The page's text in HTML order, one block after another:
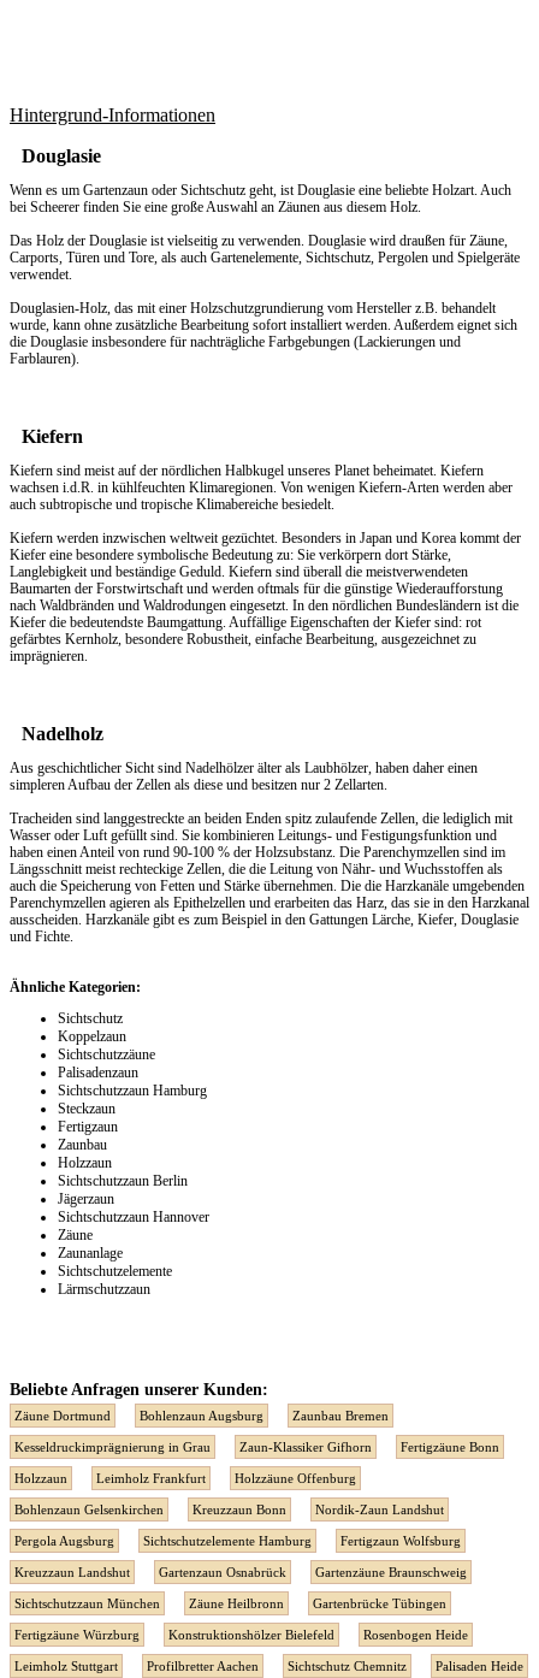
Hintergrund-Informationen
Douglasie
Wenn es um Gartenzaun oder Sichtschutz geht, ist Douglasie eine beliebte Holzart. Auch
bei Scheerer finden Sie eine große Auswahl an Zäunen aus diesem Holz.
Das Holz der Douglasie ist vielseitig zu verwenden. Douglasie wird draußen für Zäune,
Carports, Türen und Tore, als auch Gartenelemente, Sichtschutz, Pergolen und Spielgeräte
verwendet.
Douglasien-Holz, das mit einer Holzschutzgrundierung vom Hersteller z.B. behandelt
wurde, kann ohne zusätzliche Bearbeitung sofort installiert werden. Außerdem eignet sich
die Douglasie insbesondere für nachträgliche Farbgebungen (Lackierungen und
Farblauren).
Kiefern
Kiefern sind meist auf der nördlichen Halbkugel unseres Planet beheimatet. Kiefern
wachsen i.d.R. in kühlfeuchten Klimaregionen. Von wenigen Kiefern-Arten werden aber
auch subtropische und tropische Klimabereiche besiedelt.
Kiefern werden inzwischen weltweit gezüchtet. Besonders in Japan und Korea kommt der
Kiefer eine besondere symbolische Bedeutung zu: Sie verkörpern dort Stärke,
Langlebigkeit und beständige Geduld. Kiefern sind überall die meistverwendeten
Baumarten der Forstwirtschaft und werden oftmals für die günstige Wiederaufforstung
nach Waldbränden und Waldrodungen eingesetzt. In den nördlichen Bundesländern ist die
Kiefer die bedeutendste Baumgattung. Auffällige Eigenschaften der Kiefer sind: rot
gefärbtes Kernholz, besondere Robustheit, einfache Bearbeitung, ausgezeichnet zu
imprägnieren.
Nadelholz
Aus geschichtlicher Sicht sind Nadelhölzer älter als Laubhölzer, haben daher einen
simpleren Aufbau der Zellen als diese und besitzen nur 2 Zellarten.
Tracheiden sind langgestreckte an beiden Enden spitz zulaufende Zellen, die lediglich mit
Wasser oder Luft gefüllt sind. Sie kombinieren Leitungs- und Festigungsfunktion und
haben einen Anteil von rund 90-100 % der Holzsubstanz. Die Parenchymzellen sind im
Längsschnitt meist rechteckige Zellen, die die Leitung von Nähr- und Wuchsstoffen als
auch die Speicherung von Fetten und Stärke übernehmen. Die die Harzkanäle umgebenden
Parenchymzellen agieren als Epithelzellen und erarbeiten das Harz, das sie in den Harzkanal
ausscheiden. Harzkanäle gibt es zum Beispiel in den Gattungen Lärche, Kiefer, Douglasie
und Fichte.
Ähnliche Kategorien:
Sichtschutz
Koppelzaun
Sichtschutzzäune
Palisadenzaun
Sichtschutzzaun Hamburg
Steckzaun
Fertigzaun
Zaunbau
Holzzaun
Sichtschutzzaun Berlin
Jägerzaun
Sichtschutzzaun Hannover
Zäune
Zaunanlage
Sichtschutzelemente
Lärmschutzzaun
Beliebte Anfragen unserer Kunden:
Zäune Dortmund Bohlenzaun Augsburg Zaunbau Bremen
Kesseldruckimprägnierung in Grau Zaun-Klassiker Gifhorn Fertigzäune Bonn
Holzzaun Leimholz Frankfurt Holzzäune Offenburg
Bohlenzaun Gelsenkirchen Kreuzzaun Bonn Nordik-Zaun Landshut
Pergola Augsburg Sichtschutzelemente Hamburg Fertigzaun Wolfsburg
Kreuzzaun Landshut Gartenzaun Osnabrück Gartenzäune Braunschweig
Sichtschutzzaun München Zäune Heilbronn Gartenbrücke Tübingen
Fertigzäune Würzburg Konstruktionshölzer Bielefeld Rosenbogen Heide
Leimholz Stuttgart Profilbretter Aachen Sichtschutz Chemnitz Palisaden Heide